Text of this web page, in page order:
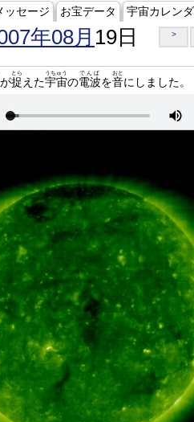
ッセージ お宝データ 宇宙カレン
年08月 19日 >
が捉
とら
えた宇宙
うちゅう
の電波
でんぱ
を音
おと
にしました。